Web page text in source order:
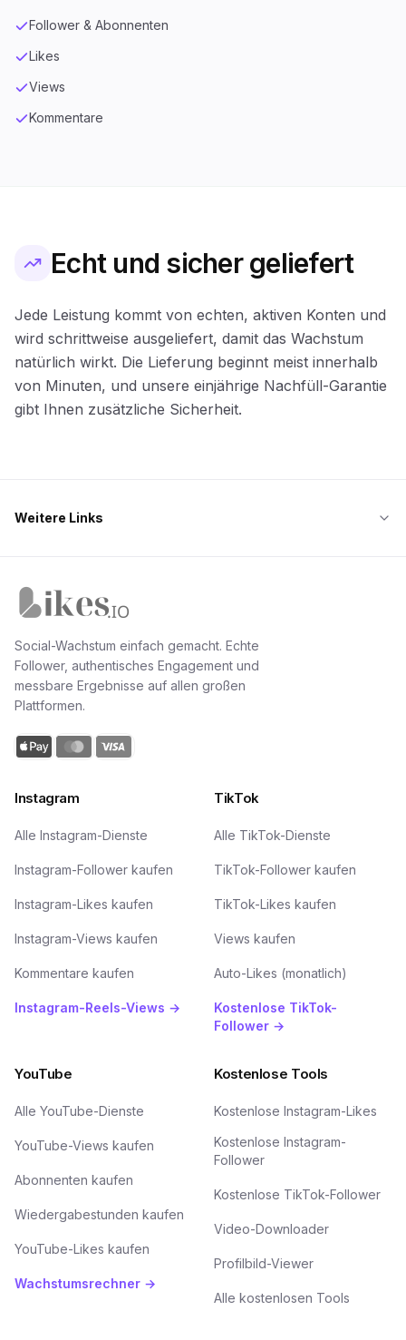
Follower & Abonnenten
Likes
Views
Kommentare
Echt und sicher geliefert
Jede Leistung kommt von echten, aktiven Konten und
wird schrittweise ausgeliefert, damit das Wachstum
natürlich wirkt. Die Lieferung beginnt meist innerhalb
von Minuten, und unsere einjährige Nachfüll-Garantie
gibt Ihnen zusätzliche Sicherheit.
Weitere Links
Social-Wachstum einfach gemacht. Echte
Follower, authentisches Engagement und
messbare Ergebnisse auf allen großen
Plattformen.
Instagram
Alle Instagram-Dienste
Instagram-Follower kaufen
Instagram-Likes kaufen
Instagram-Views kaufen
Kommentare kaufen
Instagram-Reels-Views →
TikTok
Alle TikTok-Dienste
TikTok-Follower kaufen
TikTok-Likes kaufen
Views kaufen
Auto-Likes (monatlich)
Kostenlose TikTok-
Follower →
YouTube
Alle YouTube-Dienste
YouTube-Views kaufen
Abonnenten kaufen
Wiedergabestunden kaufen
YouTube-Likes kaufen
Wachstumsrechner →
Kostenlose Tools
Kostenlose Instagram-Likes
Kostenlose Instagram-
Follower
Kostenlose TikTok-Follower
Video-Downloader
Profilbild-Viewer
Alle kostenlosen Tools